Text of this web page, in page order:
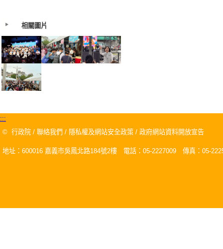
相關圖片
:::
© 行政院 / 聯絡我們 / 隱私權及網站安全政策 / 政府網站資料開放宣告
地址：600016 嘉義市吳鳳北路184號2樓 電話：05-2227009 傳真：05-